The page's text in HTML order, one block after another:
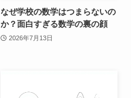
なぜ学校の数学はつまらないの
か？面白すぎる数学の裏の顔
2026年7月13日